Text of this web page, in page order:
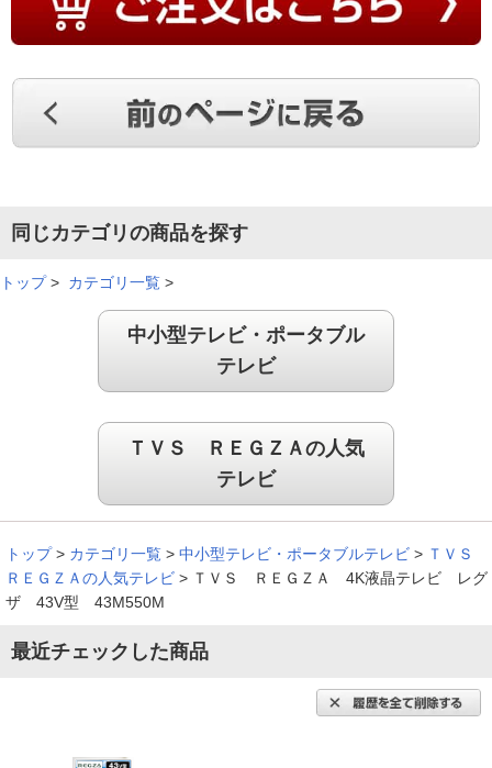
同じカテゴリの商品を探す
トップ> カテゴリ一覧 >
中小型テレビ・ポータブル
テレビ
ＴＶＳ ＲＥＧＺＡの人気
テレビ
トップ > カテゴリ一覧 > 中小型テレビ・ポータブルテレビ > ＴＶＳ
ＲＥＧＺＡの人気テレビ > ＴＶＳ ＲＥＧＺＡ 4K液晶テレビ レグ
ザ 43V型 43M550M
最近チェックした商品